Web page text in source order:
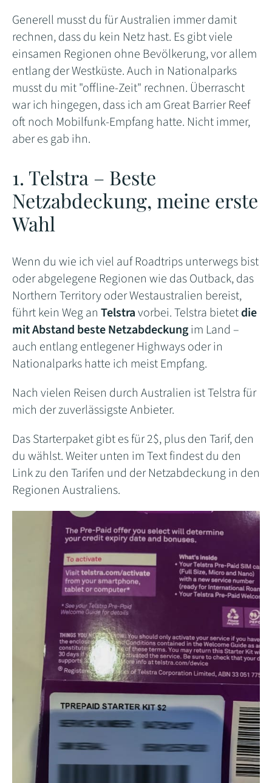
Generell musst du für Australien immer damit
rechnen, dass du kein Netz hast. Es gibt viele
einsamen Regionen ohne Bevölkerung, vor allem
entlang der Westküste. Auch in Nationalparks
musst du mit "offline-Zeit" rechnen. Überrascht
war ich hingegen, dass ich am Great Barrier Reef
oft noch Mobilfunk-Empfang hatte. Nicht immer,
aber es gab ihn.
1. Telstra – Beste
Netzabdeckung, meine erste
Wahl
Wenn du wie ich viel auf Roadtrips unterwegs bist
oder abgelegene Regionen wie das Outback, das
Northern Territory oder Westaustralien bereist,
führt kein Weg an Telstravorbei. Telstra bietetdie
mit Abstand beste Netzabdeckungim Land –
auch entlang entlegener Highways oder in
Nationalparks hatte ich meist Empfang.
Nach vielen Reisen durch Australien ist Telstra für
mich der zuverlässigste Anbieter.
Das Starterpaket gibt es für 2$, plus den Tarif, den
du wählst. Weiter unten im Text findest du den
Link zu den Tarifen und der Netzabdeckung in den
Regionen Australiens.